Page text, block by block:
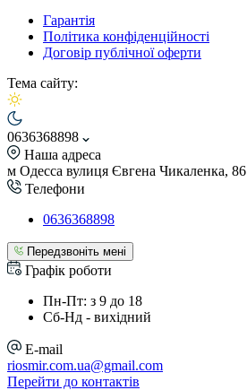
Гарантія
Політика конфіденційності
Договір публічної оферти
Тема сайту:
0636368898
Наша адреса
м Одесса вулиця Євгена Чикаленка, 86
Телефони
0636368898
Передзвоніть мені
Графік роботи
Пн-Пт: з 9 до 18
Сб-Нд - вихідний
E-mail
riosmir.com.ua@gmail.com
Перейти до контактів